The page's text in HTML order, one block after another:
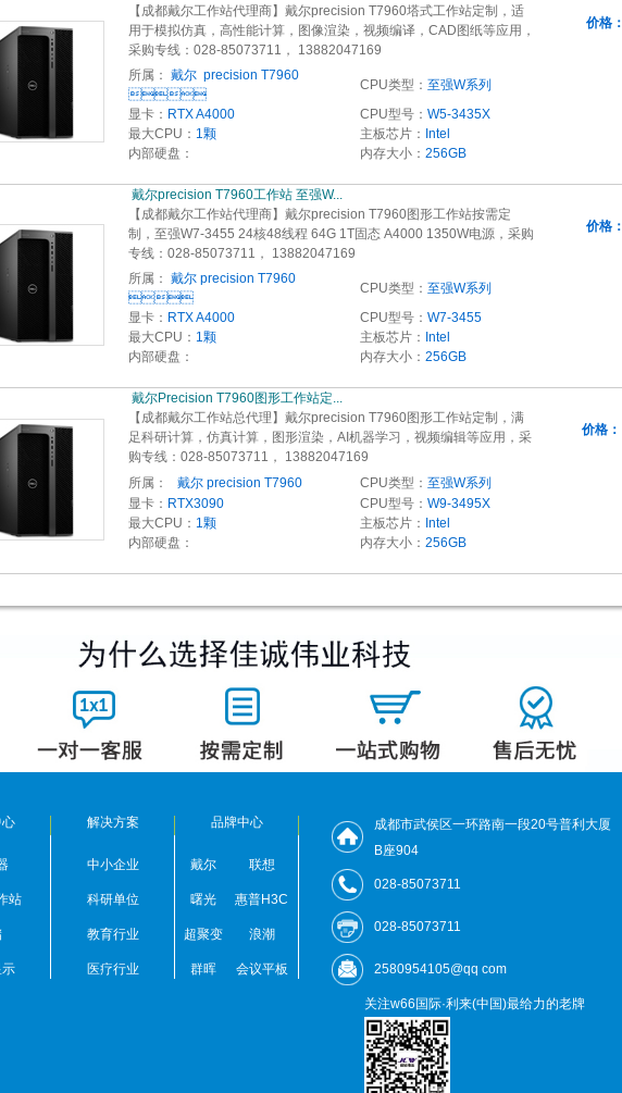
价格：
【成都戴尔工作站代理商】戴尔precision T7960塔式工作站定制，适
用于模拟仿真，高性能计算，图像渲染，视频编译，CAD图纸等应用，
采购专线：028-85073711， 13882047169
所属： 戴尔  precision T7960

CPU类型： 至强W系列
显卡： RTX A4000 CPU型号： W5-3435X
最大CPU： 1颗 主板芯片： Intel
内部硬盘：
内存大小： 256GB
 戴尔precision T7960工作站 至强W...
价格：
【成都戴尔工作站代理商】戴尔precision T7960图形工作站按需定
制，至强W7-3455 24核48线程 64G 1T固态 A4000 1350W电源，采购
专线：028-85073711， 13882047169
所属： 戴尔 precision T7960

CPU类型： 至强W系列
显卡： RTX A4000 CPU型号： W7-3455
最大CPU： 1颗 主板芯片： Intel
内部硬盘：
内存大小： 256GB
 戴尔Precision T7960图形工作站定... 
价格：
【成都戴尔工作站总代理】戴尔precision T7960图形工作站定制，满
足科研计算，仿真计算，图形渲染，AI机器学习，视频编辑等应用，采
购专线：028-85073711， 13882047169
所属：
  戴尔 precision T7960 CPU类型： 至强W系列
显卡： RTX3090 CPU型号： W9-3495X
最大CPU： 1颗 主板芯片： Intel
内部硬盘：
内存大小： 256GB
心
站
解决方案
中小企业
科研单位
教育行业
医疗行业
品牌中心
戴尔 联想
曙光 惠普H3C
超聚变 浪潮
群晖 会议平板
成都市武侯区一环路南一段20号普利大厦
B座904
028-85073711
028-85073711
2580954105@qq com
关注w66国际·利来(中国)最给力的老牌